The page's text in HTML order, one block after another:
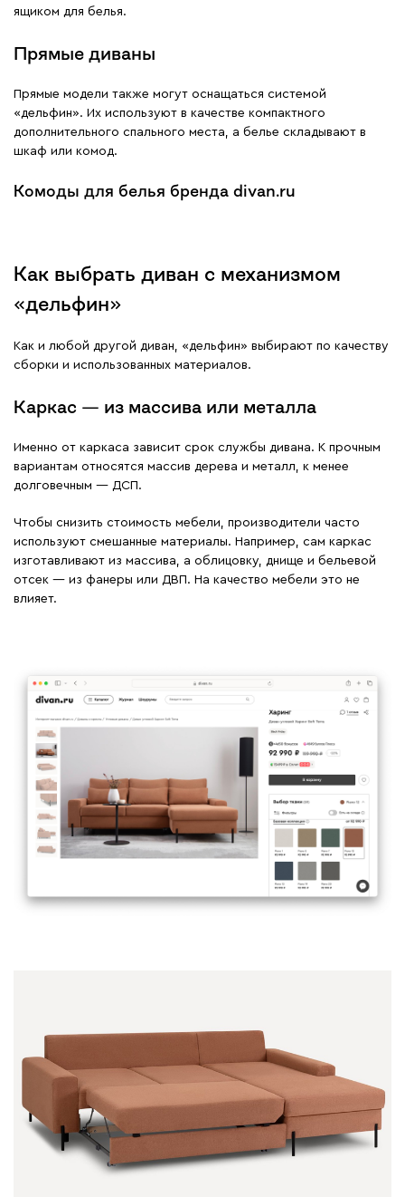
ящиком для белья.
Прямые диваны
Прямые модели также могут оснащаться системой
«дельфин». Их используют в качестве компактного
дополнительного спального места, а белье складывают в
шкаф или комод.
Комоды для белья бренда divan.ru
Как выбрать диван с механизмом
«дельфин»
Как и любой другой диван, «дельфин» выбирают по качеству
сборки и использованных материалов.
Каркас — из массива или металла
Именно от каркаса зависит срок службы дивана. К прочным
вариантам относятся массив дерева и металл, к менее
долговечным — ДСП.
Чтобы снизить стоимость мебели, производители часто
используют смешанные материалы. Например, сам каркас
изготавливают из массива, а облицовку, днище и бельевой
отсек — из фанеры или ДВП. На качество мебели это не
влияет.